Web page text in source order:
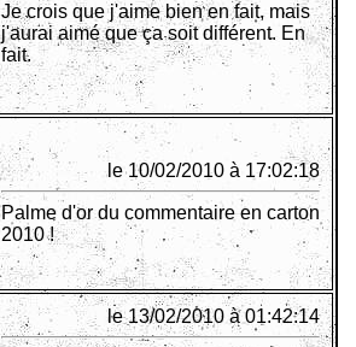
Je crois que j'aime bien en fait, mais
j'aurai aimé que ça soit différent. En
fait.
le 10/02/2010 à 17:02:18
Palme d'or du commentaire en carton
2010 !
le 13/02/2010 à 01:42:14